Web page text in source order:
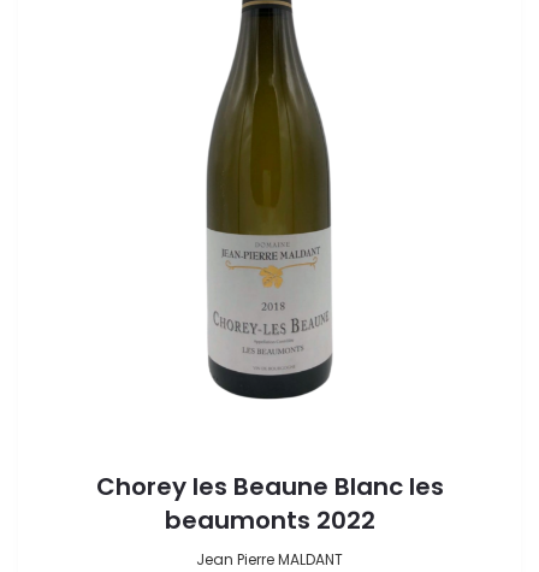
Chorey les Beaune Blanc les
beaumonts 2022
Jean Pierre MALDANT